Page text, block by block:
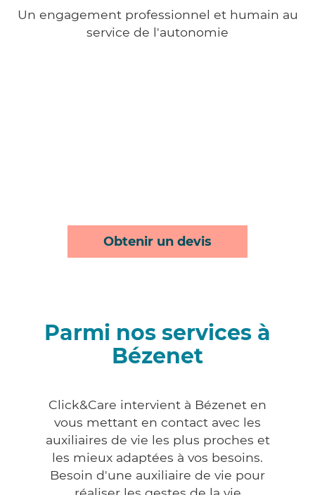
Un engagement professionnel et humain au
service de l'autonomie
Obtenir un devis
Parmi nos services à
Bézenet
Click&Care intervient à Bézenet en
vous mettant en contact avec les
auxiliaires de vie les plus proches et
les mieux adaptées à vos besoins.
Besoin d'une auxiliaire de vie pour